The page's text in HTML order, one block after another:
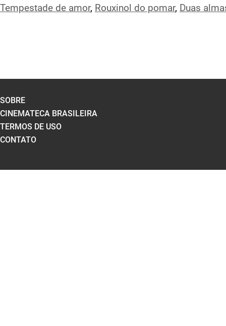
Tempestade de amor, Rouxinol do pomar, Duas
SOBRE
CINEMATECA BRASILEIRA
TERMOS DE USO
CONTATO